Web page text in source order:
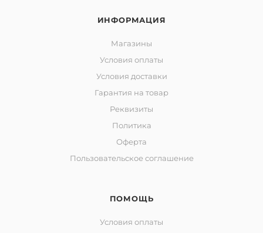
ИНФОРМАЦИЯ
Магазины
Условия оплаты
Условия доставки
Гарантия на товар
Реквизиты
Политика
Оферта
Пользовательское соглашение
ПОМОЩЬ
Условия оплаты